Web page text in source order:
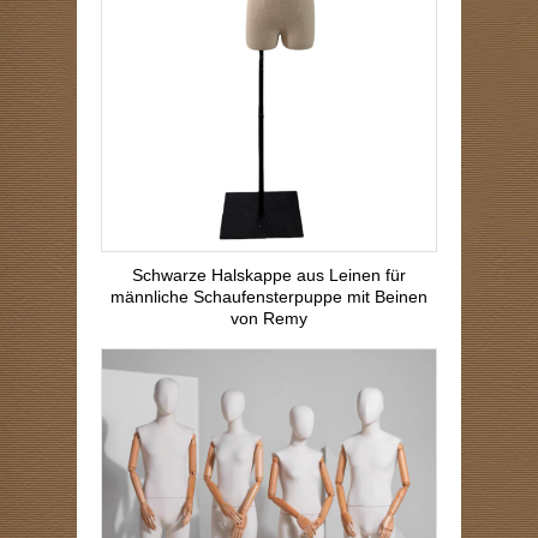
Schwarze Halskappe aus Leinen für
männliche Schaufensterpuppe mit Beinen
von Remy